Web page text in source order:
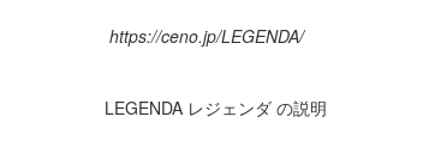
https://ceno.jp/LEGENDA/
LEGENDA レジェンダ の説明